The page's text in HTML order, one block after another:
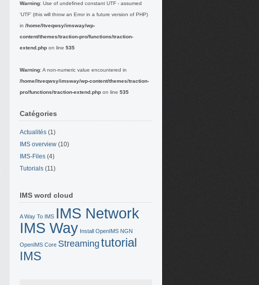
Warning: Use of undefined constant UTF - assumed
'UTF' (this will throw an Error in a future version of PHP)
in /home/ltveqwsy/imsway/wp-
content/themes/traction-pro/functions/traction-
extend.php on line 535
Warning: A non-numeric value encountered in
/home/ltveqwsy/imsway/wp-content/themes/traction-
pro/functions/traction-extend.php on line 535
Catégories
Actualités (1)
IMS overview (10)
IMS-Files (4)
Tutorials (11)
IMS word cloud
A Way To IMS IMS Network
IMS Way Install OpenIMS NGN
OpenIMS Core Streaming tutorial
IMS